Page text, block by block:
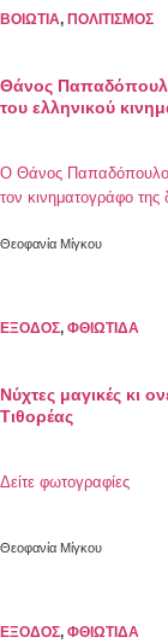
ΒΟΙΩΤΙΑ, ΠΟΛΙΤΙΣΜΟΣ
Θάνος
του ελληνικού
Ο Θάνος
τον κινηματογράφο της
Δαλιανίδη, «Νόμος
Θεοφανία Μίγκου
ΕΞΟΔΟΣ, ΦΘΙΩΤΙΔΑ
Νύχτες μαγικές κι
Τιθορέας
Δείτε φωτογραφίες
Θεοφανία Μίγκου
ΕΞΟΔΟΣ, ΦΘΙΩΤΙΔΑ